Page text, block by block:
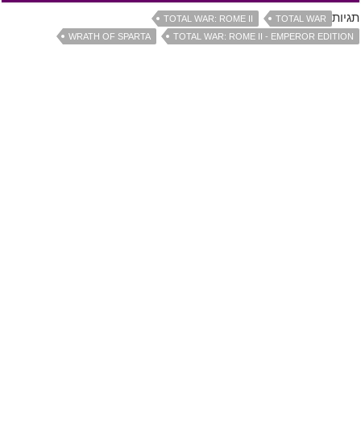
תגיות TOTAL WAR
TOTAL WAR: ROME II
TOTAL WAR: ROME II - EMPEROR EDITION
WRATH OF SPARTA